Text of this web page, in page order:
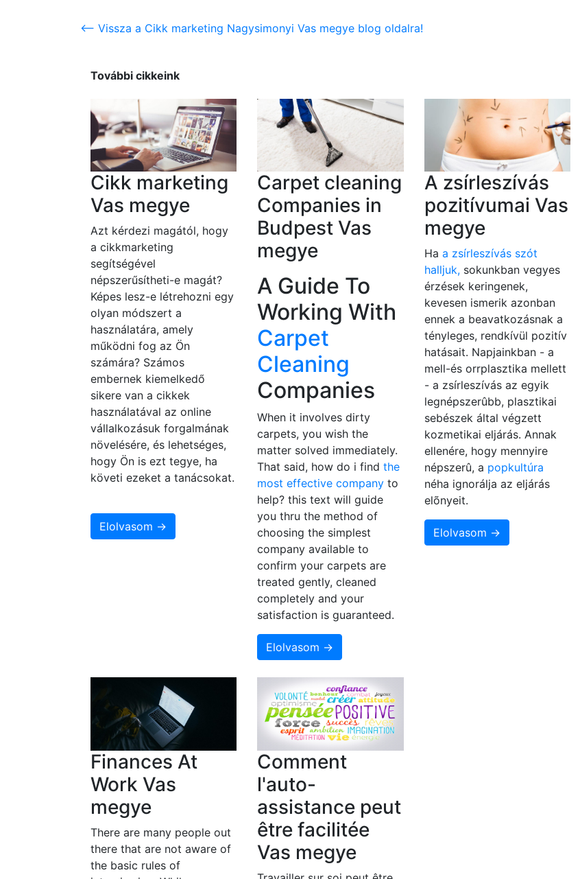
<-- Vissza a Cikk marketing Nagysimonyi Vas megye blog oldalra!
További cikkeink
Cikk marketing
Vas megye
Azt kérdezi magától, hogy
a cikkmarketing
segítségével
népszerűsítheti-e magát?
Képes lesz-e létrehozni egy
olyan módszert a
használatára, amely
működni fog az Ön
számára? Számos
embernek kiemelkedő
sikere van a cikkek
használatával az online
vállalkozásuk forgalmának
növelésére, és lehetséges,
hogy Ön is ezt tegye, ha
követi ezeket a tanácsokat.
Elolvasom →
Carpet cleaning
Companies in
Budpest Vas
megye
A Guide To
Working With
Carpet
Cleaning
Companies
When it involves dirty
carpets, you wish the
matter solved immediately.
That said, how do i findthe
most effective company to
help? this text will guide
you thru the method of
choosing the simplest
company available to
confirm your carpets are
treated gently, cleaned
completely and your
satisfaction is guaranteed.
Elolvasom →
A zsírleszívás
pozitívumai Vas
megye
Ha a zsírleszívás szót
halljuk,sokunkban vegyes
érzések keringenek,
kevesen ismerik azonban
ennek a beavatkozásnak a
tényleges, rendkívül pozitív
hatásait. Napjainkban - a
mell-és orrplasztika mellett
- a zsírleszívás az egyik
legnépszerûbb, plasztikai
sebészek által végzett
kozmetikai eljárás. Annak
ellenére, hogy mennyire
népszerû, a popkultúra
néha ignorálja az eljárás
elõnyeit.
Elolvasom →
Finances At
Work Vas
megye
There are many people out
there that are not aware of
the basic rules of
Comment
l'auto-
assistance peut
être facilitée
Vas megye